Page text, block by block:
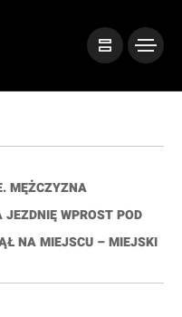
MĘŻCZYZNA
JEZDNIĘ WPROST POD
NA MIEJSCU – MIEJSKI